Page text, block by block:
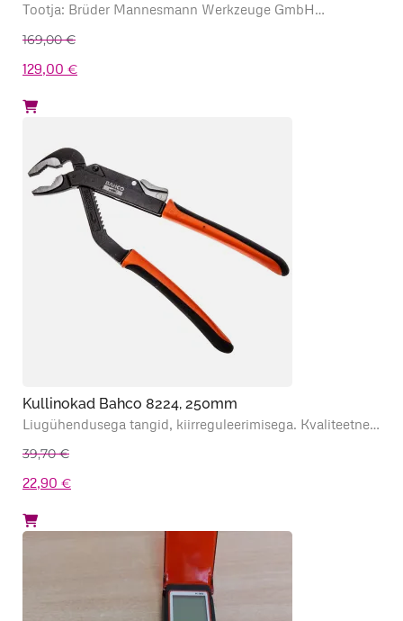
Tootja: Brüder Mannesmann Werkzeuge GmbH…
169,00€
Algne
hind
169,00 €.
129,00 €Praegune
129,00 €.
Kullinokad Bahco 8224, 250mm
Liugühendusega tangid, kiirreguleerimisega. Kvaliteetne…
39,70€
Algne
hind
oli:
22,90 €Praegune
22,90 €.